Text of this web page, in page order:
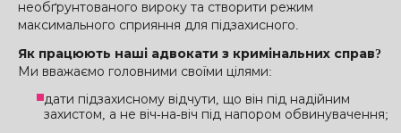
необґрунтованого вироку та створити режим
максимального сприяння для підзахисного.
Як працюють наші адвокати з кримінальних справ?
Ми вважаємо головними своїми цілями:
дати підзахисному відчути, що він під надійним
захистом, а не віч-на-віч під напором обвинувачення;